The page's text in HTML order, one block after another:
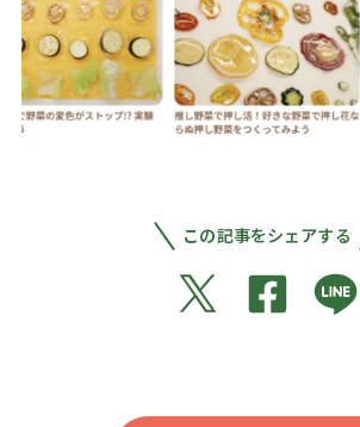
この記事をシェアする